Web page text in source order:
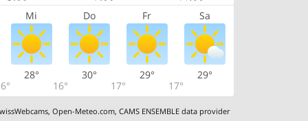
Mi Do Fr Sa
28°
16°
30°
17°
29°
17°
29°
,Open-Meteo.com,CAMS ENSEMBLE data provider